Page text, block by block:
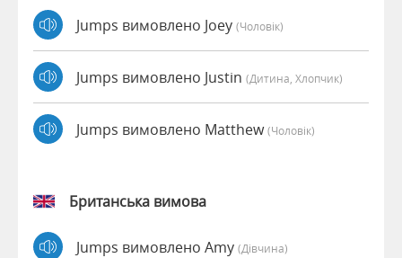
Jumps вимовлено Joey (чоловік)
Jumps вимовлено Justin (дитина, Хлопчик)
Jumps вимовлено Matthew(чоловік)
Британська вимова
Jumps вимовлено Amy (дівчина)